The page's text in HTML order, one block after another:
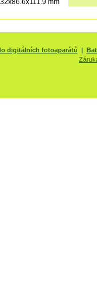
digitálních fotoaparátů |